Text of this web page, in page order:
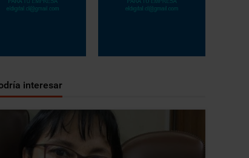
interesar